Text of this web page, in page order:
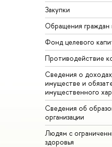
Закупки
Обращения
Фонд целевого
Противодействие
Сведения о
имуществе и
имущественного
Сведения об
организации
Людям с
здоровья